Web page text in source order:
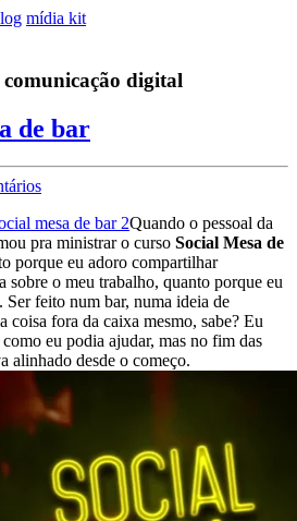
mídia kit
comunicação digital
de bar
Quando o pessoal da
pra ministrar o curso Social Mesa de
porque eu adoro compartilhar
sobre o meu trabalho, quanto porque eu
Ser feito num bar, numa ideia de
coisa fora da caixa mesmo, sabe? Eu
eu podia ajudar, mas no fim das
alinhado desde o começo.